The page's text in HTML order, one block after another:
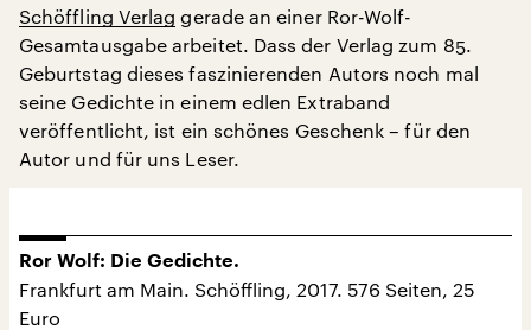
Schöffling Verlag gerade an einer Ror-Wolf-
Gesamtausgabe arbeitet. Dass der Verlag zum 85.
Geburtstag dieses faszinierenden Autors noch mal
seine Gedichte in einem edlen Extraband
veröffentlicht, ist ein schönes Geschenk – für den
Autor und für uns Leser.
Ror Wolf: Die Gedichte.
Frankfurt am Main. Schöffling, 2017. 576 Seiten, 25
Euro